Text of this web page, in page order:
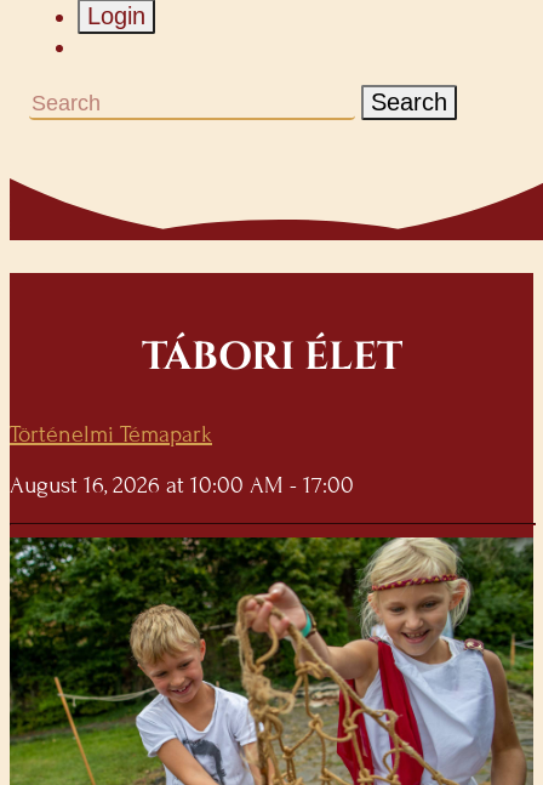
Login
Search
TÁBORI ÉLET
Történelmi Témapark
August 16, 2026 at 10:00 AM - 17:00